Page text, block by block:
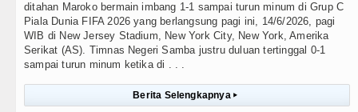
ditahan Maroko bermain imbang 1-1 sampai turun minum di Grup C
Piala Dunia FIFA 2026 yang berlangsung pagi ini, 14/6/2026, pagi
WIB di New Jersey Stadium, New York City, New York, Amerika
Serikat (AS). Timnas Negeri Samba justru duluan tertinggal 0-1
sampai turun minum ketika di . . .
Berita Selengkapnya ▸